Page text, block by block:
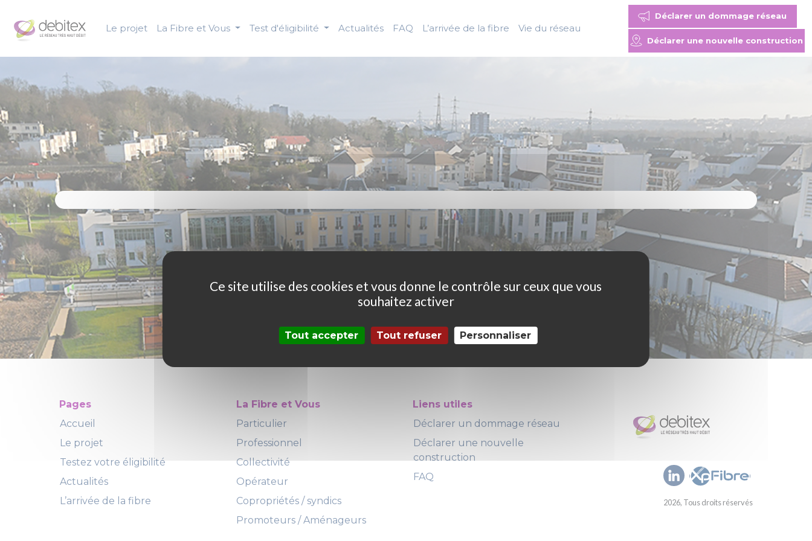
Le projet La Fibre et Vous Test d'éligibilité Actualités FAQ L’arrivée de la fibre Vie du réseau
Déclarer un dommage réseau
Déclarer une nouvelle construction
Pages
Accueil
Le projet
Testez votre éligibilité
Actualités
L’arrivée de la fibre
La Fibre et Vous
Particulier
Professionnel
Collectivité
Opérateur
Copropriétés / syndics
Promoteurs / Aménageurs
Liens utiles
Déclarer un dommage réseau
Déclarer une nouvelle
construction
FAQ
2026, Tous droits réservés
Ce site utilise des cookies et vous donne le contrôle sur ceux que vous
souhaitez activer
Tout accepter Tout refuser Personnaliser